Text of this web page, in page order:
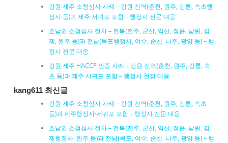
강원·제주 소청심사 사례 – 강원 전역(춘천, 원주, 강릉, 속초행
정사 등)과 제주·서귀포 포함 – 행정사 전문 대응
호남권 소청심사 절차 – 전북(전주, 군산, 익산, 정읍, 남원, 김
제, 완주 등)과 전남(목포행정사, 여수, 순천, 나주, 광양 등) – 행
정사 전문 대응
강원·제주 HACCP 인증 사례 – 강원 전역(춘천, 원주, 강릉, 속
초 등)과 제주·서귀포 포함 – 행정사 현장 대응
kang611 최신글
강원·제주 소청심사 사례 – 강원 전역(춘천, 원주, 강릉, 속초
등)과 제주행정사·서귀포 포함 – 행정사 전문 대응
호남권 소청심사 절차 – 전북(전주, 군산, 익산, 정읍, 남원, 김
제행정사, 완주 등)과 전남(목포, 여수, 순천, 나주, 광양 등) – 행